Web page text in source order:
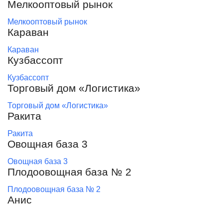
Мелкооптовый рынок
Мелкооптовый рынок
Караван
Караван
Кузбассопт
Кузбассопт
Торговый дом «Логистика»
Торговый дом «Логистика»
Ракита
Ракита
Овощная база 3
Овощная база 3
Плодоовощная база № 2
Плодоовощная база № 2
Анис